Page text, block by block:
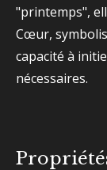
"printemps",
Cœur,
capacité à
nécessaires.